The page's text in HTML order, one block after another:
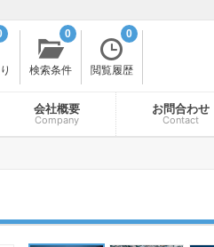
検索条件
0
閲覧履歴
0
会社概要
Company
お問合わせ
Contact